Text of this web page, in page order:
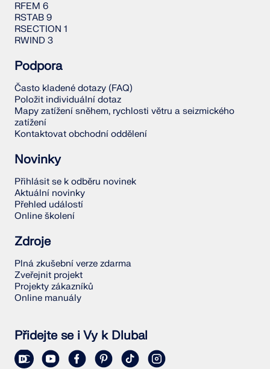
RFEM 6
RSTAB 9
RSECTION 1
RWIND 3
Podpora
Často kladené dotazy (FAQ)
Položit individuální dotaz
Mapy zatížení sněhem, rychlosti větru a seizmického
zatížení
Kontaktovat obchodní oddělení
Novinky
Přihlásit se k odběru novinek
Aktuální novinky
Přehled událostí
Online školení
Zdroje
Plná zkušební verze zdarma
Zveřejnit projekt
Projekty zákazníků
Online manuály
Přidejte se i Vy k Dlubal